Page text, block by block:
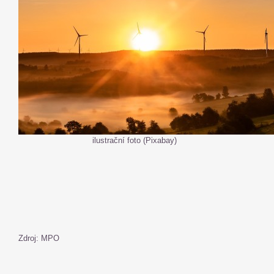
ilustrační foto (Pixabay)
Zdroj: MPO